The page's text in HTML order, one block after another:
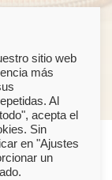
sitio web
más
Al
acepta el
Sin
en "Ajustes
un